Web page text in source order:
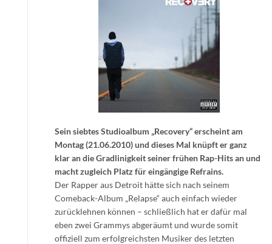
Sein siebtes Studioalbum „Recovery“ erscheint am
Montag (21.06.2010) und dieses Mal knüpft er ganz
klar an die Gradlinigkeit seiner frühen Rap-Hits an und
macht zugleich Platz für eingängige Refrains.
Der Rapper aus Detroit hätte sich nach seinem
Comeback-Album „Relapse“ auch einfach wieder
zurücklehnen können – schließlich hat er dafür mal
eben zwei Grammys abgeräumt und wurde somit
offiziell zum erfolgreichsten Musiker des letzten